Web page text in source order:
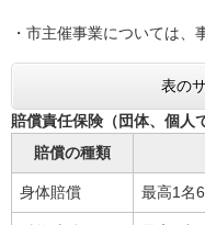
・市主催事業については、
表の
賠償責任保険（団体、個人
賠償の種類
身体賠償 最高1名